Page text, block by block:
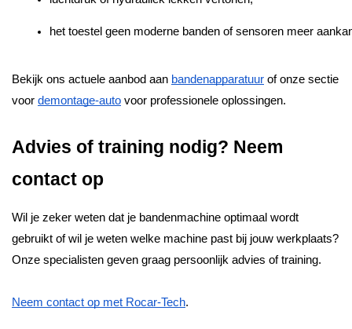
het toestel geen moderne banden of sensoren meer
Bekijk ons actuele aanbod aan bandenapparatuur of onze sectie
voor demontage-auto voor professionele oplossingen.
Advies of training nodig? Neem
contact op
Wil je zeker weten dat je bandenmachine optimaal wordt
gebruikt of wil je weten welke machine past bij jouw werkplaats?
Onze specialisten geven graag persoonlijk advies of training.
Neem contact op met Rocar-Tech.